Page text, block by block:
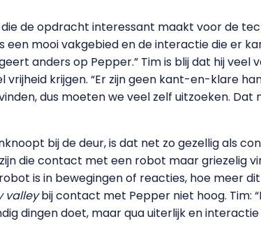
de opdracht interessant maakt voor de
een mooi vakgebied en de interactie die er
anders op Pepper.” Tim is blij dat hij veel
vrijheid krijgen. “Er zijn geen kant-en-klare
dus moeten we veel zelf uitzoeken. Dat
bij de deur, is dat net zo gezellig als
die contact met een robot maar griezelig
is in bewegingen of reacties, hoe meer
valleybij contact met Pepper niet hoog. Tim:
dingen doet, maar qua uiterlijk en